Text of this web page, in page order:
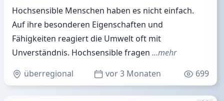
Hochsensible Menschen haben es nicht einfach.
Auf ihre besonderen Eigenschaften und
Fähigkeiten reagiert die Umwelt oft mit
Unverständnis. Hochsensible fragen …mehr
überregional
vor 3 Monaten 699